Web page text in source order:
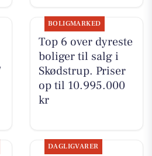
BOLIGMARKED
Top 6 over dyreste
boliger til salg i
Skødstrup. Priser
op til 10.995.000
kr
DAGLIGVARER